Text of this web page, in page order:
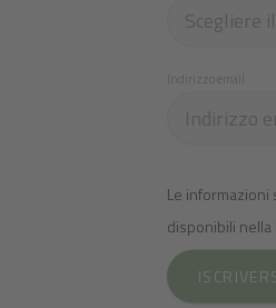
Indirizzo email
Le informazioni
disponibili nella